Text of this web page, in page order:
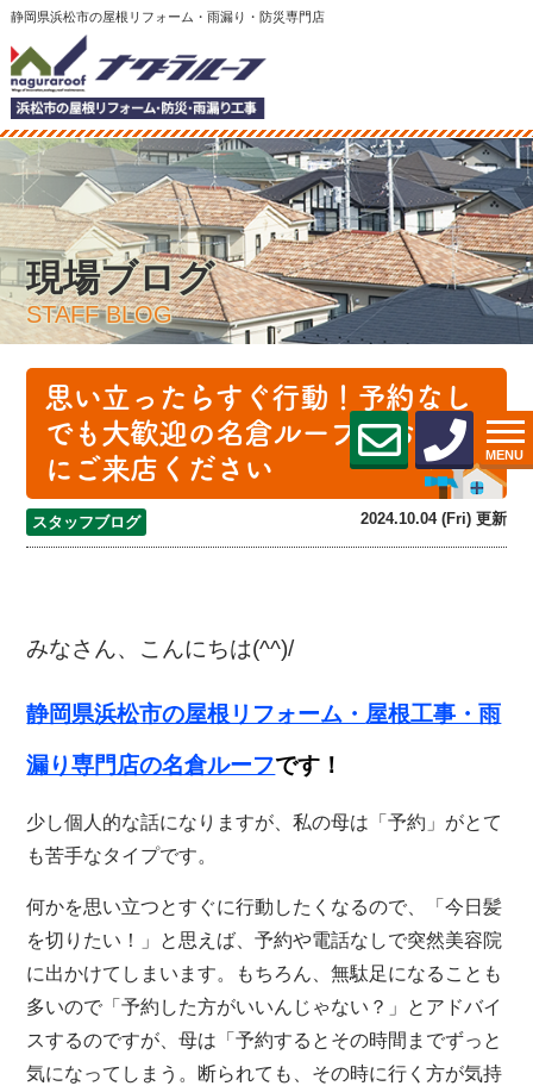
静岡県浜松市の屋根リフォーム・雨漏り・防災専門店
MENU
現場ブログ
STAFF BLOG
思い立ったらすぐ行動！予約なし
でも大歓迎の名倉ルーフへお気軽
にご来店ください
スタッフブログ 2024.10.04 (Fri) 更新
みなさん、こんにちは(^^)/
静岡県浜松市の屋根リフォーム・ 屋根工事・雨
漏り専門店の名倉ルーフです！
少し個人的な話になりますが、私の母は「予約」がとて
も苦手なタイプです。
何かを思い立つとすぐに行動したくなるので、「今日髪
を切りたい！」と思えば、予約や電話なしで突然美容院
に出かけてしまいます。もちろん、無駄足になることも
多いので「予約した方がいいんじゃない？」とアドバイ
スするのですが、母は「予約するとその時間までずっと
気になってしまう。断られても、その時に行く方が気持